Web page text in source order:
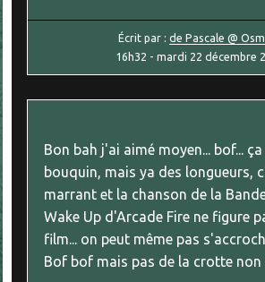
Écrit par : de Pascale @
16h32 -mardi 22 décembre
Bon bah j'ai aimé moyen... bof...
bouquin, mais ya des longueurs,
marrant et la chanson de la
Wake Up d'Arcade Fire ne figure
film... on peut même pas
Bof bof mais pas de la crotte non